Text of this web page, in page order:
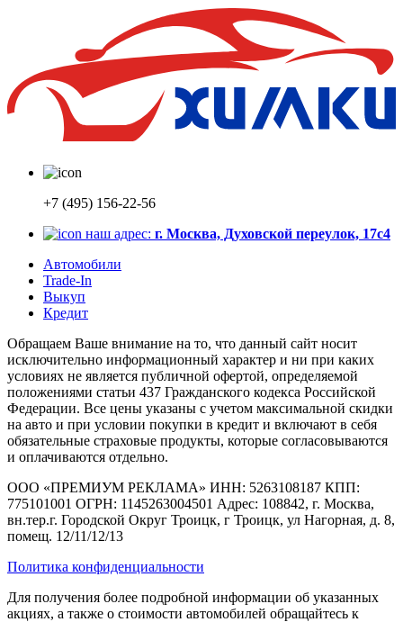
+7 (495) 156-22-56
наш адрес: г. Москва, Духовской переулок, 17с4
Автомобили
Trade-In
Выкуп
Кредит
Обращаем Ваше внимание на то, что данный сайт носит
исключительно информационный характер и ни при каких
условиях не является публичной офертой, определяемой
положениями статьи 437 Гражданского кодекса Российской
Федерации. Все цены указаны с учетом максимальной скидки
на авто и при условии покупки в кредит и включают в себя
обязательные страховые продукты, которые согласовываются
и оплачиваются отдельно.
ООО «ПРЕМИУМ РЕКЛАМА» ИНН: 5263108187 КПП:
775101001 ОГРН: 1145263004501 Адрес: 108842, г. Москва,
вн.тер.г. Городской Округ Троицк, г Троицк, ул Нагорная, д. 8,
помещ. 12/11/12/13
Политика конфиденциальности
Для получения более подробной информации об указанных
акциях, а также о стоимости автомобилей обращайтесь к